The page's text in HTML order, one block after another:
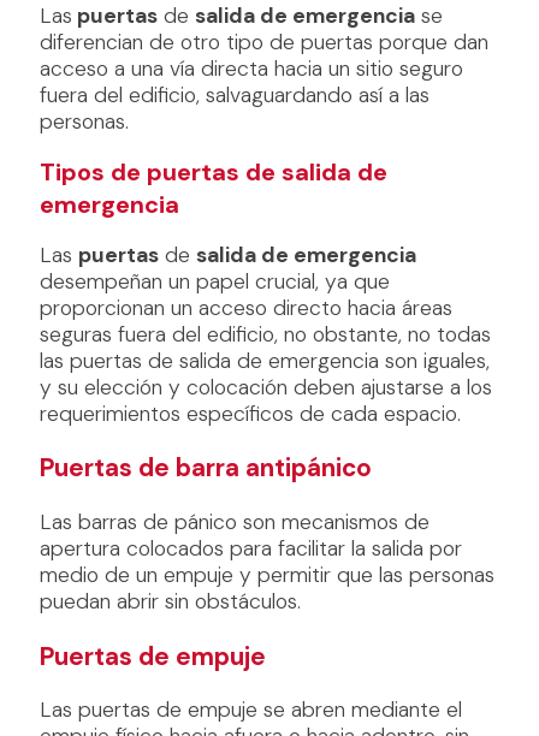
Las puertas de salida de emergencia se
diferencian de otro tipo de puertas porque dan
acceso a una vía directa hacia un sitio seguro
fuera del edificio, salvaguardando así a las
personas.
Tipos de puertas de salida de
emergencia
Las puertas de salida de emergencia
desempeñan un papel crucial, ya que
proporcionan un acceso directo hacia áreas
seguras fuera del edificio, no obstante, no todas
las puertas de salida de emergencia son iguales,
y su elección y colocación deben ajustarse a los
requerimientos específicos de cada espacio.
Puertas de barra antipánico
Las barras de pánico son mecanismos de
apertura colocados para facilitar la salida por
medio de un empuje y permitir que las personas
puedan abrir sin obstáculos.
Puertas de empuje
Las puertas de empuje se abren mediante el